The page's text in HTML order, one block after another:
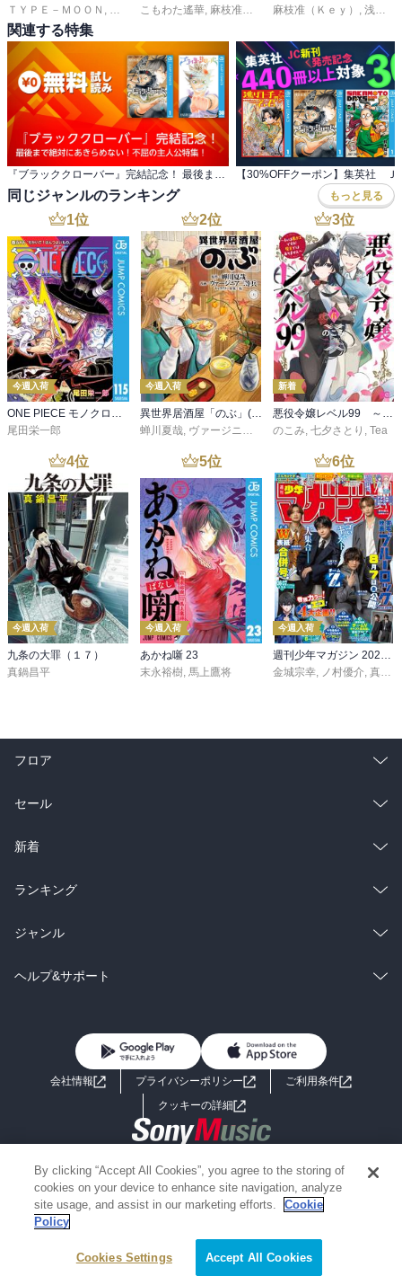
ＴＹＰＥ－ＭＯＯＮ
フランスパン,桐嶋たける
こもわた遙華 麻枝准（Ｋｅｙ） ,Ｎａ‐Ｇａ（Ｋｅｙ）
麻枝准（Ｋｅｙ）
浅見百合子
関連する特集
同じジャンルのランキング もっと見る
1位
今週入荷
ONE PIECE モノクロ版 115
尾田栄一郎
2位
今週入荷
異世界居酒屋「のぶ」(22)
蝉川夏哉, ヴァージニア二等兵 ,転
3位
新着
悪役令嬢レベル99 ～私は裏ボスですが魔王ではありません～ その６
のこみ, 七夕さとり , Tea
4位
今週入荷
九条の大罪（１７）
真鍋昌平
5位
今週入荷
あかね噺 23
末永裕樹, 馬上鷹将
6位
今週入荷
週刊少年マガジン 2026年36・37号[2026年8月5日発売]
金城宗幸, ノ村優介, 真島ヒロ
フロア
総合
ラノベ
雑誌・グラビア
BL・TL
セール
総合
ラノベ
雑誌・グラビア
BL・TL
新着
総合
ラノベ
雑誌・グラビア
ランキング
総合
ラノベ
ジャンル
コミック
ライトノベル 男子向けラノベ
小説
海外小説
ミステリー SF
歴史・時代小説
グラビア写真集
ヘルプ&サポート
よくあるご質問 お問い合わせ
会社情報 プライバシーポリシー
ご利用条件
クッキーの詳細
Copyright 2017 - 2026 Sony Music Entertainment(Japan) Inc.
Information on the site is for the Japan domestic market only
powered by
By clicking “Accept All Cookies”, you agree to the storing of
cookies on your device to enhance site navigation, analyze
site usage, and assist in our marketing efforts.
Cookie
Policy
Cookies Settings Accept All Cookies